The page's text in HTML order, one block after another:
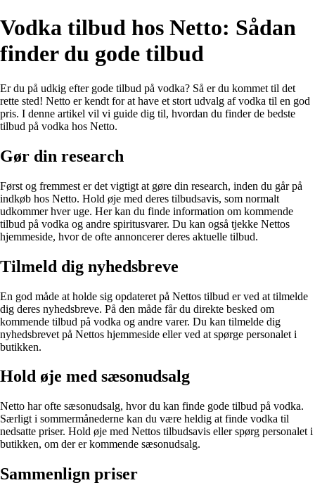
Vodka tilbud hos Netto: Sådan
finder du gode tilbud
Er du på udkig efter gode tilbud på vodka? Så er du kommet til det
rette sted! Netto er kendt for at have et stort udvalg af vodka til en god
pris. I denne artikel vil vi guide dig til, hvordan du finder de bedste
tilbud på vodka hos Netto.
Gør din research
Først og fremmest er det vigtigt at gøre din research, inden du går på
indkøb hos Netto. Hold øje med deres tilbudsavis, som normalt
udkommer hver uge. Her kan du finde information om kommende
tilbud på vodka og andre spiritusvarer. Du kan også tjekke Nettos
hjemmeside, hvor de ofte annoncerer deres aktuelle tilbud.
Tilmeld dig nyhedsbreve
En god måde at holde sig opdateret på Nettos tilbud er ved at tilmelde
dig deres nyhedsbreve. På den måde får du direkte besked om
kommende tilbud på vodka og andre varer. Du kan tilmelde dig
nyhedsbrevet på Nettos hjemmeside eller ved at spørge personalet i
butikken.
Hold øje med sæsonudsalg
Netto har ofte sæsonudsalg, hvor du kan finde gode tilbud på vodka.
Særligt i sommermånederne kan du være heldig at finde vodka til
nedsatte priser. Hold øje med Nettos tilbudsavis eller spørg personalet i
butikken, om der er kommende sæsonudsalg.
Sammenlign priser